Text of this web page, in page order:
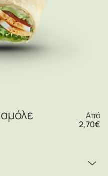
Από
2,70€